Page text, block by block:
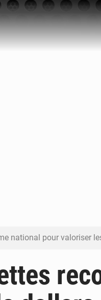
valoriser les produits forestiers non
Sassou N’Guesso sa feuille de